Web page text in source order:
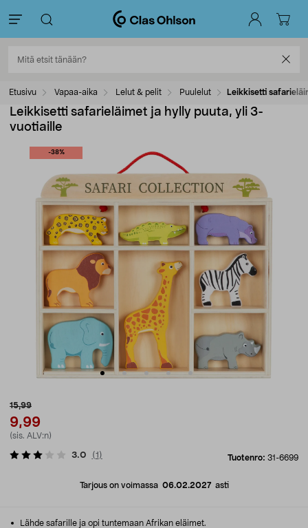
Etusivu Vapaa-aika Lelut & pelit Puulelut Leikkisetti
Leikkisetti safarieläimet ja hylly puuta, yli 3-
vuotiaille
-38%
15,99
9,99
(sis. ALV:n)
Tuotenro: 31-6699
3.0 (1 )
Tarjous on voimassa 06.02.2027asti
Lähde safarille ja opi tuntemaan Afrikan eläimet.